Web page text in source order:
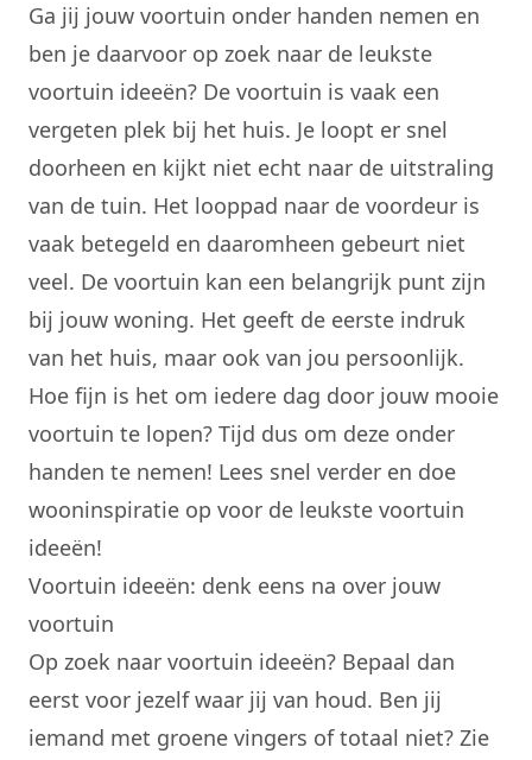
Ga jij jouw voortuin onder handen nemen en
ben je daarvoor op zoek naar de leukste
voortuin ideeën? De voortuin is vaak een
vergeten plek bij het huis. Je loopt er snel
doorheen en kijkt niet echt naar de uitstraling
van de tuin. Het looppad naar de voordeur is
vaak betegeld en daaromheen gebeurt niet
veel. De voortuin kan een belangrijk punt zijn
bij jouw woning. Het geeft de eerste indruk
van het huis, maar ook van jou persoonlijk.
Hoe fijn is het om iedere dag door jouw mooie
voortuin te lopen? Tijd dus om deze onder
handen te nemen! Lees snel verder en doe
wooninspiratie op voor de leukste voortuin
ideeën!
Voortuin ideeën: denk eens na over jouw
voortuin
Op zoek naar voortuin ideeën? Bepaal dan
eerst voor jezelf waar jij van houd. Ben jij
iemand met groene vingers of totaal niet? Zie